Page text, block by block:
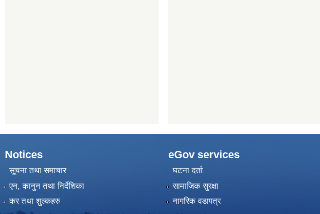
Notices
सूचना तथा समाचार
एन, कानुन तथा निर्देशिका
कर तथा शुल्कहरु
eGov services
घटना दर्ता
सामाजिक सुरक्षा
नागरिक वडापत्र